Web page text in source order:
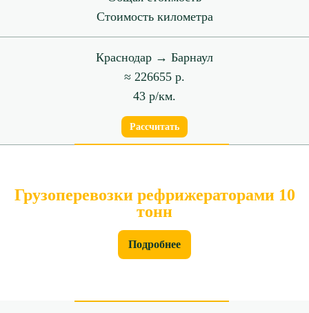
Стоимость километра
Краснодар → Барнаул
≈ 226655 р.
43 р/км.
Рассчитать
Грузоперевозки рефрижераторами 10
тонн
Подробнее